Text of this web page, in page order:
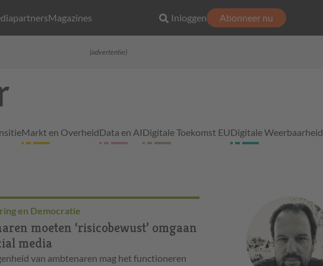
Magazines Inloggen Abonneer nu
(advertentie)
Markt en OverheidData en AIDigitale Toekomst EUDigitale Weerbaarheid
en Democratie
moeten ‘risicobewust’ omgaan
media
van ambtenaren mag het functioneren